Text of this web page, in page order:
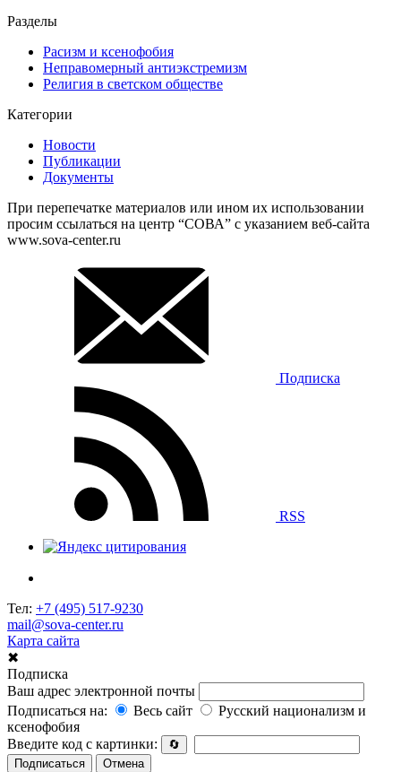
Разделы
Расизм и ксенофобия
Неправомерный антиэкстремизм
Религия в светском обществе
Категории
Новости
Публикации
Документы
При перепечатке материалов или ином их использовании
просим ссылаться на центр “СОВА” с указанием веб-сайта
www.sova-center.ru
Подписка
RSS
Тел: +7 (495) 517-9230
mail@sova-center.ru
Карта сайта
✖
Подписка
Ваш адрес электронной почты
Подписаться на:
Весь сайт
Русский национализм и
ксенофобия
Введите код с картинки:
🔄
Подписаться
Отмена